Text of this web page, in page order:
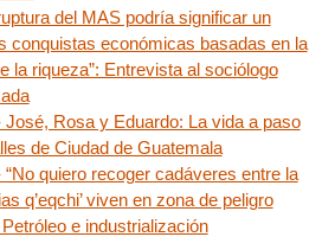
del MAS podría significar un
conquistas económicas basadas en la
la riqueza”: Entrevista al sociólogo
Rosa y Eduardo: La vida a paso
de Ciudad de Guatemala
quiero recoger cadáveres entre la
q’eqchi’ viven en zona de peligro
e industrialización